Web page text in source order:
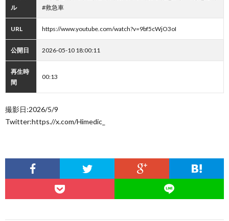
ル
#救急車
URL https://www.youtube.com/watch?v=9bf5cWjO3oI
公開日 2026-05-10 18:00:11
再生時
間
00:13
撮影日:2026/5/9
Twitter:https.//x.com/Himedic_